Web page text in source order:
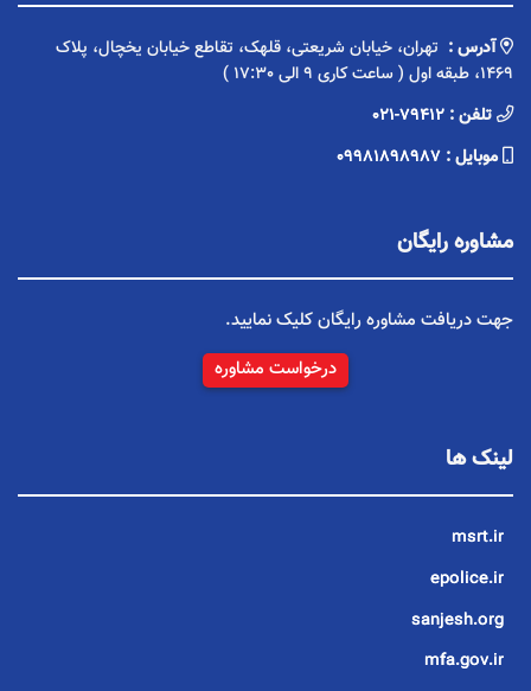
آدرس : تهران، خیابان شریعتی، قلهک، تقاطع خیابان یخچال، پلاک
1469، طبقه اول ( ساعت کاری 9 الی 17:30 )
تلفن : 021-79412
موبایل : 09981898987
مشاوره رایگان
جهت دریافت مشاوره رایگان کلیک نمایید.
درخواست مشاوره
لینک ها
msrt.ir
epolice.ir
sanjesh.org
mfa.gov.ir